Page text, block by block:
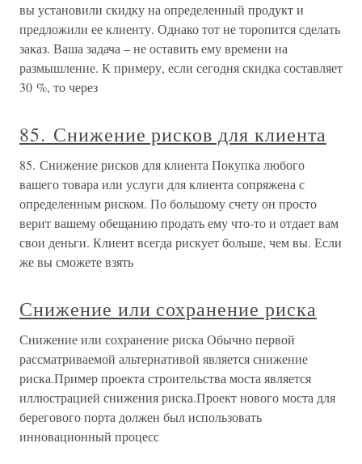
вы установили скидку на определенный продукт и
предложили ее клиенту. Однако тот не торопится сделать
заказ. Ваша задача – не оставить ему времени на
размышление. К примеру, если сегодня скидка составляет
30 %, то через
85. Снижение рисков для клиента
85. Снижение рисков для клиента Покупка любого
вашего товара или услуги для клиента сопряжена с
определенным риском. По большому счету он просто
верит вашему обещанию продать ему что-то и отдает вам
свои деньги. Клиент всегда рискует больше, чем вы. Если
же вы сможете взять
Снижение или сохранение риска
Снижение или сохранение риска Обычно первой
рассматриваемой альтернативой является снижение
риска.Пример проекта строительства моста является
иллюстрацией снижения риска.Проект нового моста для
берегового порта должен был использовать
инновационный процесс